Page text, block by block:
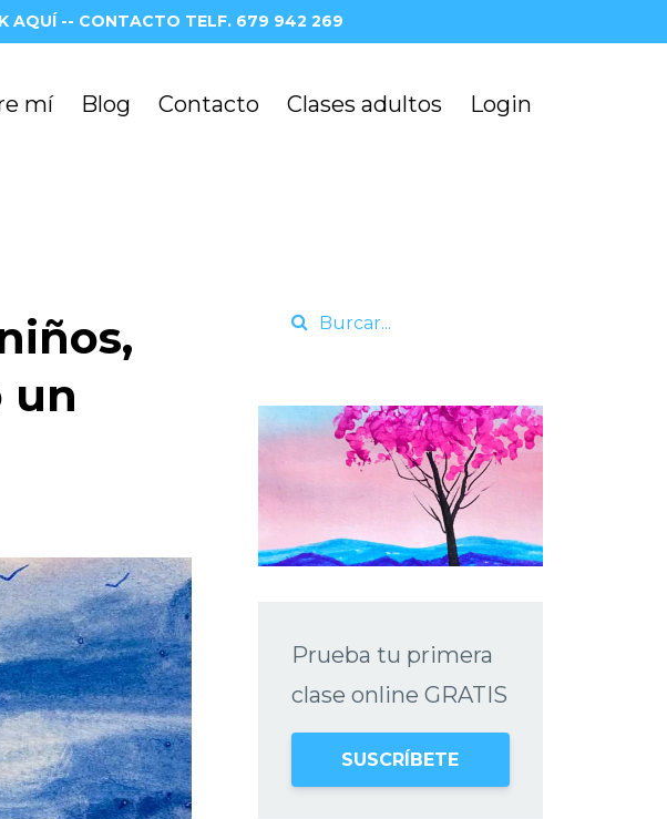
AQUÍ -- CONTACTO TELF. 679 942 269
mí Blog Contacto Clases adultos Login
un
Prueba tu primera
clase online GRATIS
SUSCRÍBETE